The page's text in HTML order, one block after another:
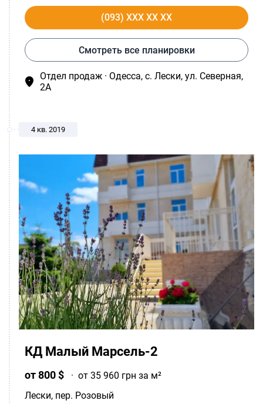
(093) XXX XX XX
Смотреть все планировки
Отдел продаж · Одесса, c. Лески, ул. Северная,
2А
4 кв. 2019
КД Малый Марсель-2
от 800 $ · от 35 960 грн за м²
Лески, пер. Розовый